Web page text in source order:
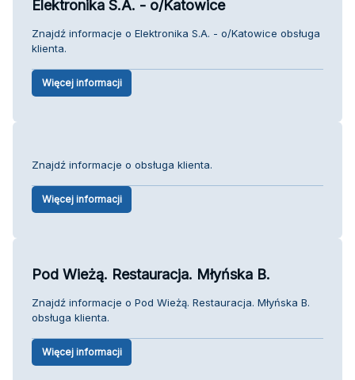
Elektronika S.A. - o/Katowice
Znajdź informacje o Elektronika S.A. - o/Katowice obsługa
klienta.
Więcej informacji
Znajdź informacje o obsługa klienta.
Więcej informacji
Pod Wieżą. Restauracja. Młyńska B.
Znajdź informacje o Pod Wieżą. Restauracja. Młyńska B.
obsługa klienta.
Więcej informacji